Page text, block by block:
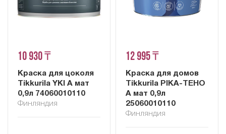
10 930 ₸
Краска для цоколя
Tikkurila YKI A мат
0,9л 74060010110
Финляндия
12 995 ₸
Краска для домов
Tikkurila PIKA-TEHO
A мат 0,9л
25060010110
Финляндия